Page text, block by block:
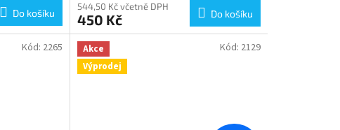
Do košíku
544,50 Kč včetně DPH
450 Kč Do košíku
Kód: 2265
Akce
Výprodej
Kód: 2129